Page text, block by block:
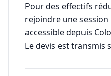
Pour des effectifs
rejoindre une
accessible depuis
Le devis est transmis